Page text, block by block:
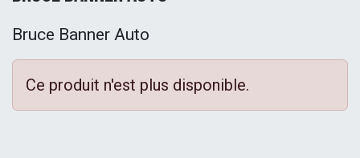
Bruce Banner Auto
Ce produit n'est plus disponible.